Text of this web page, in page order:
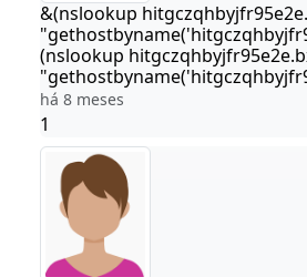
&(nslookup
(nslookup
há 8 meses
1